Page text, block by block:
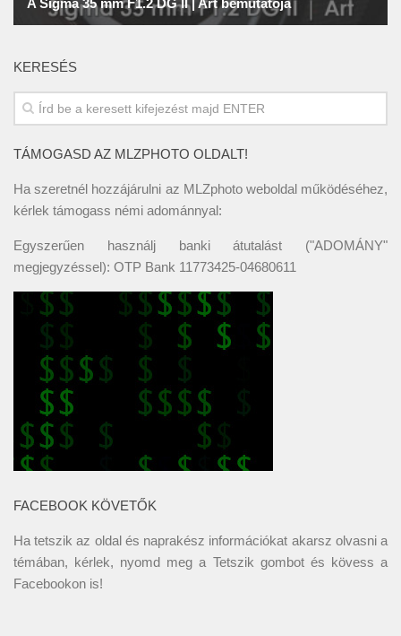
KERESÉS
TÁMOGASD AZ MLZPHOTO OLDALT!
Ha szeretnél hozzájárulni az MLZphoto weboldal működéséhez,
kérlek támogass némi adománnyal:
Egyszerűen használj banki átutalást ("ADOMÁNY"
megjegyzéssel): OTP Bank 11773425-04680611
FACEBOOK KÖVETŐK
Ha tetszik az oldal és naprakész információkat akarsz olvasni a
témában, kérlek, nyomd meg a Tetszik gombot és kövess a
Facebookon is!